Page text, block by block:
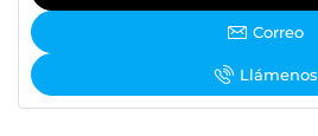
Llámenos
Correo